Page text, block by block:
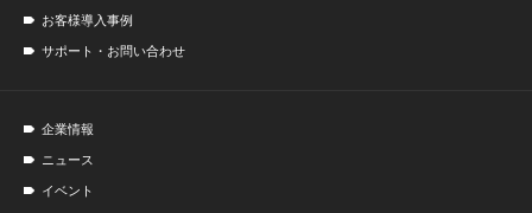
お客様導入事例
サポート・お問い合わせ
企業情報
ニュース
イベント